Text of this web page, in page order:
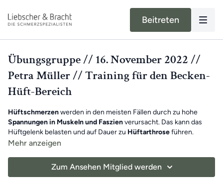
Beitreten
Übungsgruppe // 16. November 2022 //
Petra Müller // Training für den Becken-
Hüft-Bereich
Hüftschmerzenwerden in den meisten Fällen durch zu hohe
Spannungen in Muskeln und Faszienverursacht. Das kann das
Hüftgelenk belasten und auf Dauer zu Hüftarthroseführen.
Petra hat deshalb ein Training für dich vorbereitet, welches dir hilft
Mehr anzeigen
Zum Ansehen Mitglied werden